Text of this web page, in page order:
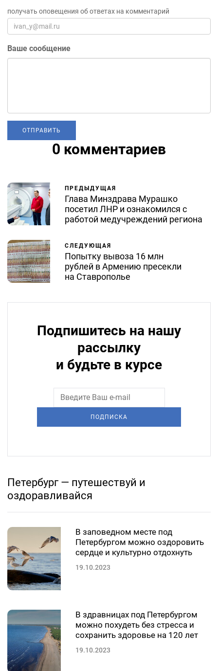
получать оповещения об ответах на комментарий
Ваше сообщение
0 комментариев
ПРЕДЫДУЩАЯ
Глава Минздрава Мурашко
посетил ЛНР и ознакомился с
работой медучреждений региона
СЛЕДУЮЩАЯ
Попытку вывоза 16 млн
рублей в Армению пресекли
на Ставрополье
Подпишитесь на нашу
рассылку
и будьте в курсе
ПОДПИСКА
Петербург — путешествуй и
оздоравливайся
В заповедном месте под
Петербургом можно оздоровить
сердце и культурно отдохнуть
19.10.2023
В здравницах под Петербургом
можно похудеть без стресса и
сохранить здоровье на 120 лет
19.10.2023